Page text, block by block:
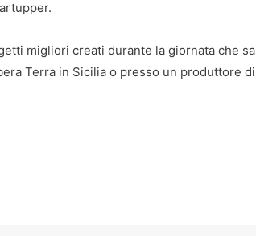
migliori creati durante la giornata che
Terra in Sicilia o presso un produttore